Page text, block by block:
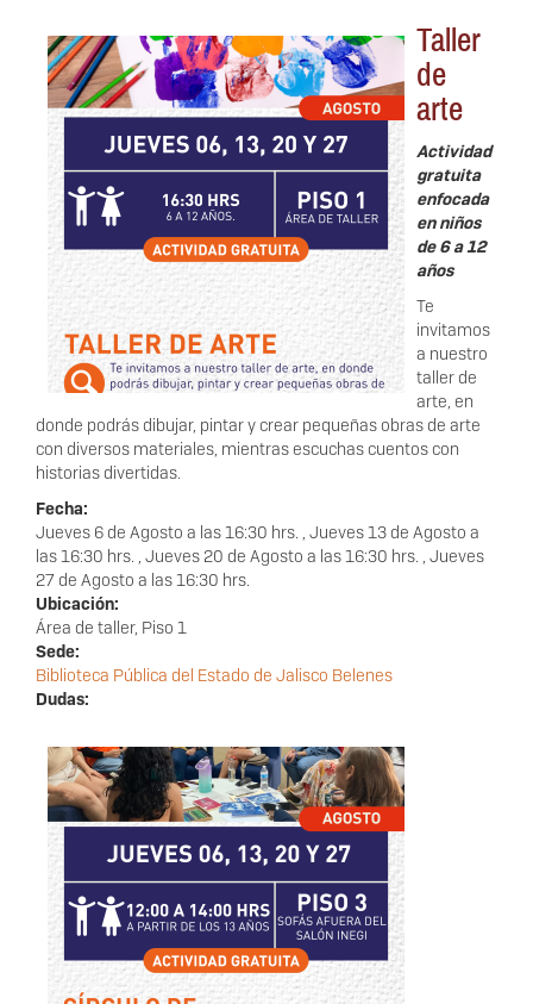
Taller
de
arte
Actividad
gratuita
enfocada
en niños
de 6 a 12
años
Te
invitamos
a nuestro
taller de
arte, en
donde podrás dibujar, pintar y crear pequeñas obras de arte
con diversos materiales, mientras escuchas cuentos con
historias divertidas.
Fecha:
Jueves 6 de Agosto a las 16:30 hrs.
Jueves 13 de Agosto a
las 16:30 hrs.
Jueves 20 de Agosto a las 16:30 hrs.
Jueves
27 de Agosto a las 16:30 hrs.
Ubicación:
Área de taller, Piso 1
Sede:
Biblioteca Pública del Estado de Jalisco Belenes
Dudas: